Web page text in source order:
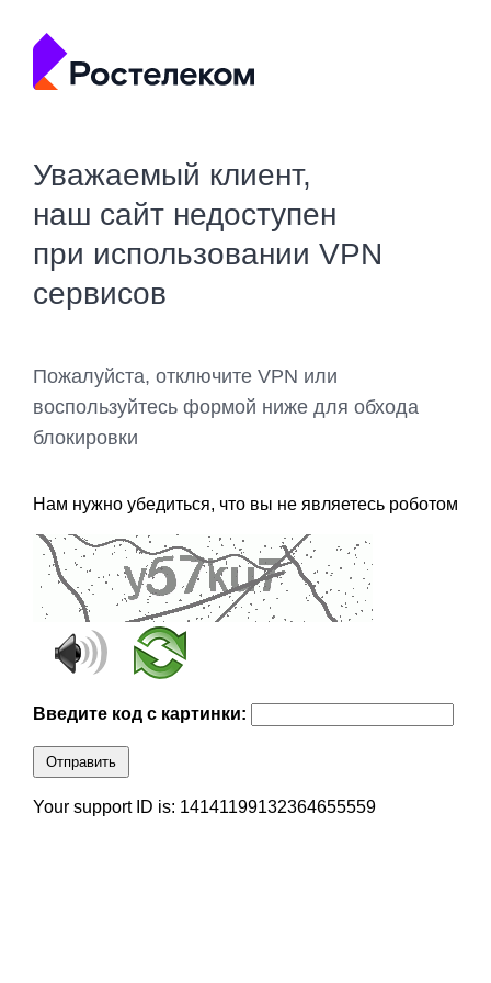
Уважаемый клиент,
наш сайт недоступен
при использовании VPN
сервисов
Пожалуйста, отключите VPN или
воспользуйтесь формой ниже для обхода
блокировки
Нам нужно убедиться, что вы не являетесь роботом
Введите код с картинки:
Отправить
Your support ID is: 14141199132364655559